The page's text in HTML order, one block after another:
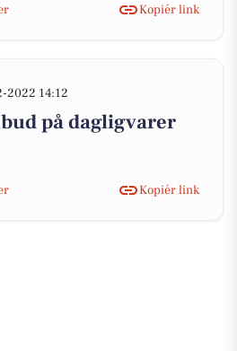
Kopiér link
2022 14:12
på dagligvarer
Kopiér link